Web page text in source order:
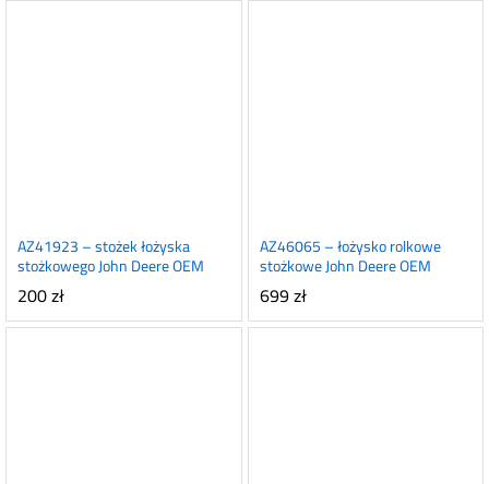
AZ41923 – stożek łożyska
stożkowego John Deere OEM
200zł
AZ46065 – łożysko rolkowe
stożkowe John Deere OEM
699zł